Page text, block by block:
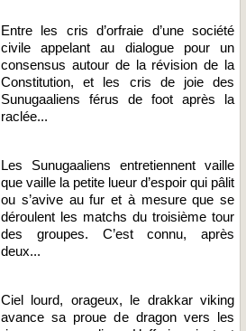
Entre les cris d’orfraie d’une société
civile appelant au dialogue pour un
consensus autour de la révision de la
Constitution, et les cris de joie des
Sunugaaliens férus de foot après la
raclée...
Les Sunugaaliens entretiennent vaille
que vaille la petite lueur d’espoir qui pâlit
ou s’avive au fur et à mesure que se
déroulent les matchs du troisième tour
des groupes. C’est connu, après
deux...
Ciel lourd, orageux, le drakkar viking
avance sa proue de dragon vers les